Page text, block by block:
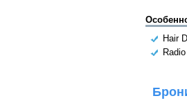
Hair
Radio